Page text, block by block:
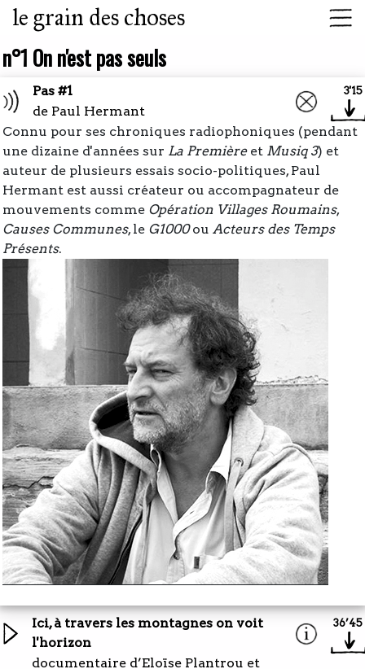
le grain des choses
n°1 On n'est pas seuls
Pas #1
de Paul Hermant
3'15
Connu pour ses chroniques radiophoniques (pendant
une dizaine d'années sur La Premièreet Musiq 3) et
auteur de plusieurs essais socio-politiques, Paul
Hermant est aussi créateur ou accompagnateur de
mouvements comme Opération Villages Roumains,
Causes Communes, le G1000ou Acteurs des Temps
Présents.
Ici, à travers les montagnes on voit
l'horizon
documentaire d’Eloïse Plantrou et
36’45